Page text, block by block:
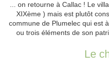
... on retourne à Callac ! Le
XIXème ) mais est plutôt
commune de Plumelec qui est
ou trois éléments de son
Le